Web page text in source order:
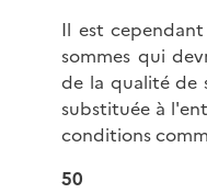
Il est
sommes qui
de la qualité de
substituée à
conditions
50